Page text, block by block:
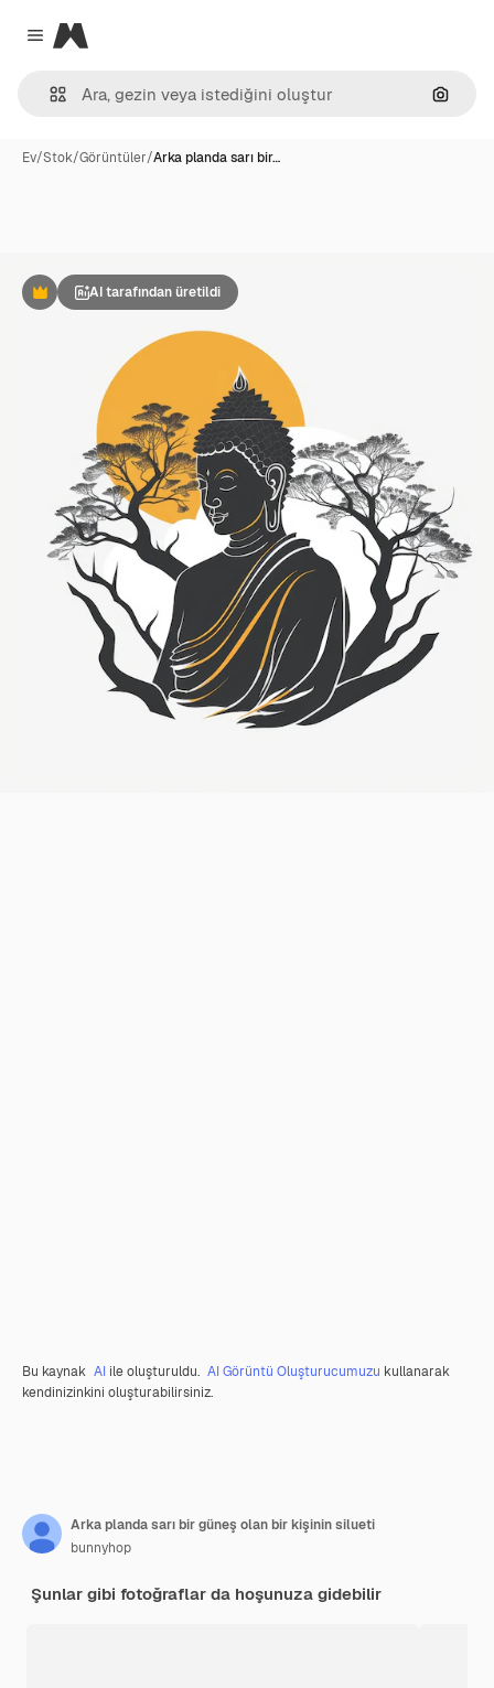
Close menu
Magnific
Ev/Stok/Görüntüler/Arka planda sarı bir…
PremiumAI tarafından üretildi
Bu kaynak AI ile oluşturuldu. AI Görüntü Oluşturucumuzu kullanarak
kendinizinkini oluşturabilirsiniz.
Arka planda sarı bir güneş olan bir kişinin silueti
bunnyhop
Şunlar gibi fotoğraflar da hoşunuza gidebilir